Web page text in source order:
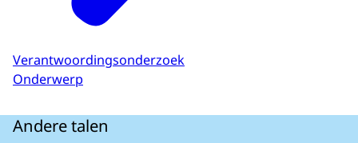
Verantwoordingsonderzoek
Onderwerp
Andere talen